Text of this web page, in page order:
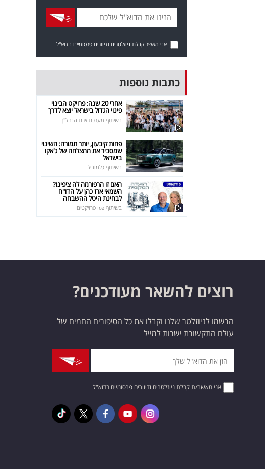
אני מאשר קבלת ניוזלטרים ודיוורים פרסומיים בדוא"ל
כתבות נוספות
אחרי 20 שנה: פרויקט הבינוי
פינוי הגדול בישראל יוצא לדרך
בשיתוף מערכת זירת הנדל"ן
פחות קיבעון, יותר תמורה: השינוי
שמסביר את ההצלחה של ג'אקו
בישראל
בשיתוף כלמוביל
האם זו הרפורמה לה ציפינו?
השמאי ארז כהן על הדו"ח
לבחינת היטל ההשבחה
בשיתוף ice פרויקטים
רוצים להשאר מעודכנים?
הרשמו לניוזלטר שלנו וקבלו את כל הסיפורים החמים של
עולם התקשורת ישרות למייל
אני מאשר/ת קבלת ניוזלטרים ודיוורים פרסומיים בדוא"ל